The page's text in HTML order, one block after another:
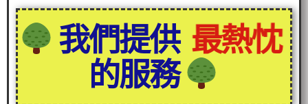
我們提供 最熱忱
的服務